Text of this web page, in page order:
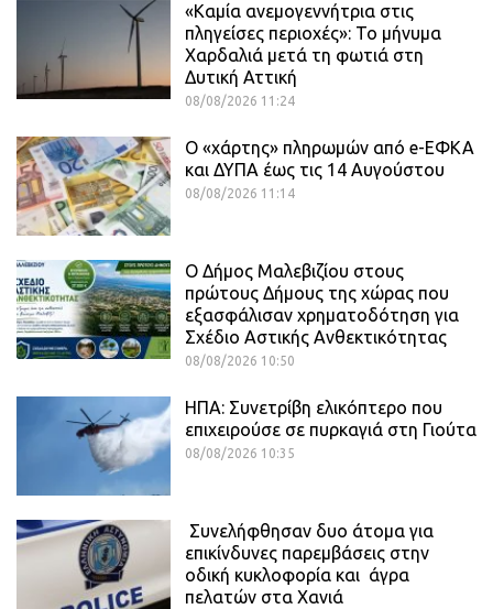
«Καμία ανεμογεννήτρια στις
πληγείσες περιοχές»: Το μήνυμα
Χαρδαλιά μετά τη φωτιά στη
Δυτική Αττική
08/08/2026 11:24
Ο «χάρτης» πληρωμών από e-ΕΦΚΑ
και ΔΥΠΑ έως τις 14 Αυγούστου
08/08/2026 11:14
Ο Δήμος Μαλεβιζίου στους
πρώτους Δήμους της χώρας που
εξασφάλισαν χρηματοδότηση για
Σχέδιο Αστικής Ανθεκτικότητας
08/08/2026 10:50
ΗΠΑ: Συνετρίβη ελικόπτερο που
επιχειρούσε σε πυρκαγιά στη Γιούτα
08/08/2026 10:35
Συνελήφθησαν δυο άτομα για
επικίνδυνες παρεμβάσεις στην
οδική κυκλοφορία και άγρα
πελατών στα Χανιά